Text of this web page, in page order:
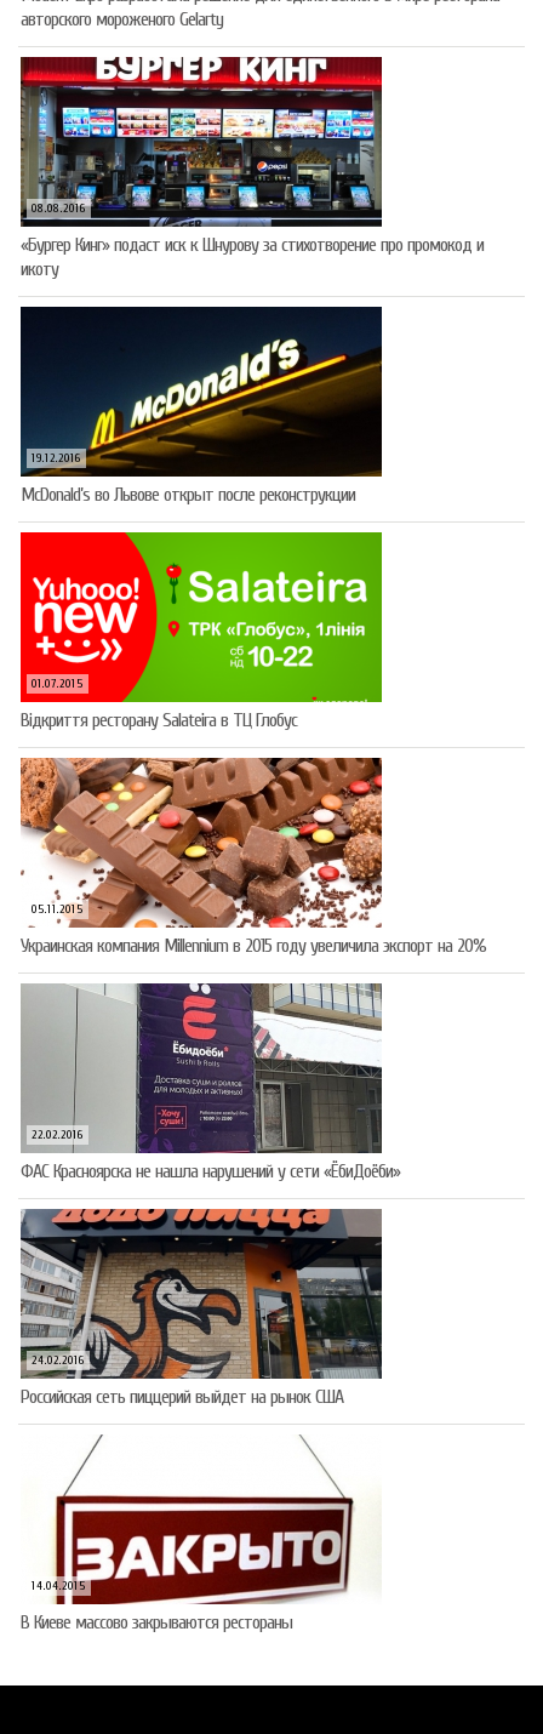
авторского мороженого Gelarty
08.08.2016
«Бургер Кинг» подаст иск к Шнурову за стихотворение про промокод и
икоту
19.12.2016
McDonald’s во Львове открыт после реконструкции
01.07.2015
Відкриття ресторану Salateirа в ТЦ Глобус
05.11.2015
Украинская компания Millennium в 2015 году увеличила экспорт на 20%
22.02.2016
ФАС Красноярска не нашла нарушений у сети «ЁбиДоёби»
24.02.2016
Российская сеть пиццерий выйдет на рынок США
14.04.2015
В Киеве массово закрываются рестораны